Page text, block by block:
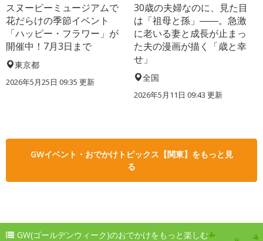
スヌーピーミュージアムで
花だらけの季節イベント
「ハッピー・フラワー」が
開催中！7月3日まで
東京都
2026年5月25日 09:35 更新
30歳の夫婦なのに、見た目
は「祖母と孫」――。急激
に老いる妻と成長が止まっ
た夫の漫画が描く「歳と幸
せ」
全国
2026年5月11日 09:43 更新
GWイベント・おでかけトピックス【関東】をもっと見
る
GW(ゴールデンウィーク)のおでかけをもっと楽しむ